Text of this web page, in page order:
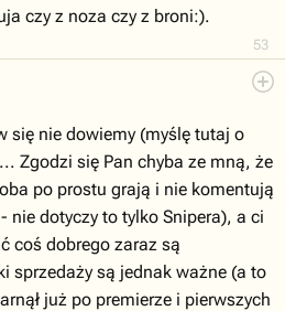
53
czy z noza czy z broni:).
się nie dowiemy (myślę tutaj o
Zgodzi się Pan chyba ze mną, że
po prostu grają i nie komentują
nie dotyczy to tylko Snipera), a ci
coś dobrego zaraz są
sprzedaży są jednak ważne (a to
już po premierze i pierwszych